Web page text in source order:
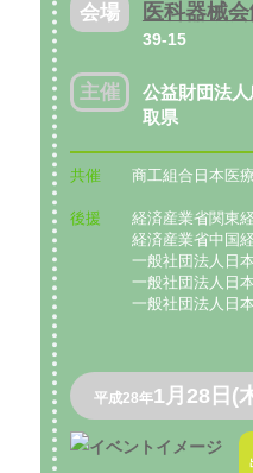
会場 医科器械
39-15
主催
公益財団法
取県
共催 商工組合日本医
後援
経済産業省関東
経済産業省中国
一般社団法人日
一般社団法人日
一般社団法人日
平成28年1月28日(